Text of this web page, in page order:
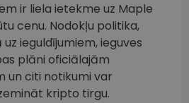
ir liela ietekme uz Maple
cenu. Nodokļu politika,
ieguldījumiem, ieguves
plāni oficiālajām
un citi notikumi var
kripto tirgu.